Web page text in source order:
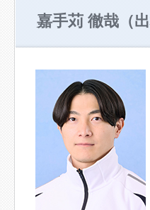
嘉手苅 徹哉（